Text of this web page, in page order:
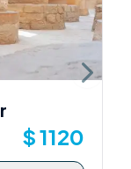
$1120
Next